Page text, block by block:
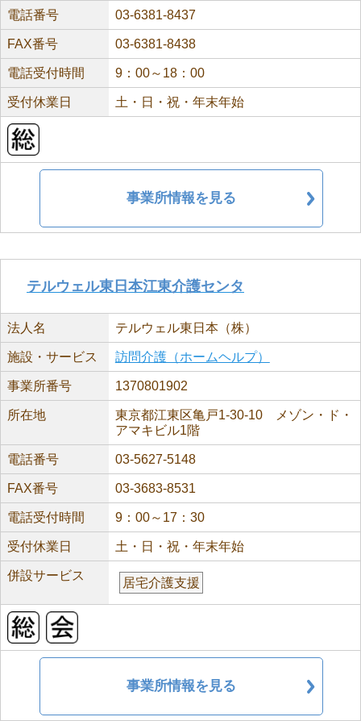
電話番号 03-6381-8437
FAX番号 03-6381-8438
電話受付時間 9：00～18：00
受付休業日 土・日・祝・年末年始
事業所情報を見る
テルウェル東日本江東介護センタ
法人名 テルウェル東日本（株）
施設・サービス 訪問介護（ホームヘルプ）
事業所番号 1370801902
所在地
東京都江東区亀戸1-30-10 メゾン・ド・
アマキビル1階
電話番号 03-5627-5148
FAX番号 03-3683-8531
電話受付時間 9：00～17：30
受付休業日 土・日・祝・年末年始
併設サービス
居宅介護支援
事業所情報を見る